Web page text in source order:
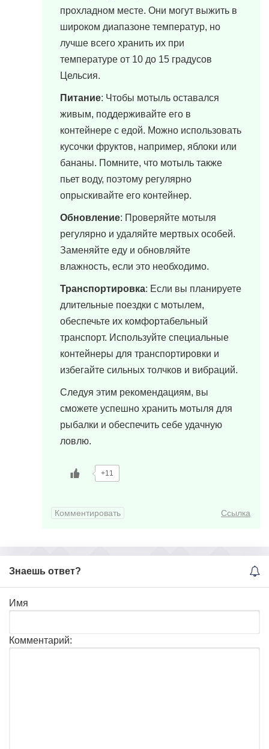
прохладном месте. Они могут выжить в
широком диапазоне температур, но
лучше всего хранить их при
температуре от 10 до 15 градусов
Цельсия.
Питание: Чтобы мотыль оставался
живым, поддерживайте его в
контейнере с едой. Можно использовать
кусочки фруктов, например, яблоки или
бананы. Помните, что мотыль также
пьет воду, поэтому регулярно
опрыскивайте его контейнер.
Обновление: Проверяйте мотыля
регулярно и удаляйте мертвых особей.
Заменяйте еду и обновляйте
влажность, если это необходимо.
Транспортировка: Если вы планируете
длительные поездки с мотылем,
обеспечьте их комфортабельный
транспорт. Используйте специальные
контейнеры для транспортировки и
избегайте сильных толчков и вибраций.
Следуя этим рекомендациям, вы
сможете успешно хранить мотыля для
рыбалки и обеспечить себе удачную
ловлю.
+11
Комментировать Ссылка
Знаешь ответ?
Имя
Комментарий: